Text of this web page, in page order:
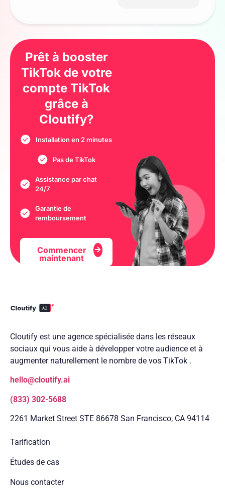
Prêt à booster
TikTok de votre
compte TikTok
grâce à
Cloutify?
Installation en 2 minutes
Pas de TikTok
Assistance par chat
24/7
Garantie de
remboursement
Commencer
maintenant
Cloutify est une agence spécialisée dans les réseaux
sociaux qui vous aide à développer votre audience et à
augmenter naturellement le nombre de vos TikTok .
hello@cloutify.ai
(833) 302-5688
2261 Market Street STE 86678 San Francisco, CA 94114
Tarification
Études de cas
Nous contacter